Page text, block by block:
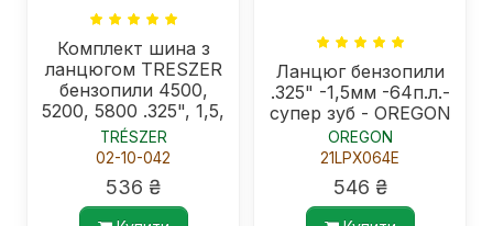
Комплект шина з
ланцюгом TRESZER
бензопили 4500,
5200, 5800 .325", 1,5,
72в.л.
TRÉSZER
02-10-042
536 ₴
Ланцюг бензопили
.325" -1,5мм -64п.л.-
супер зуб - OREGON
OREGON
21LPX064E
546 ₴